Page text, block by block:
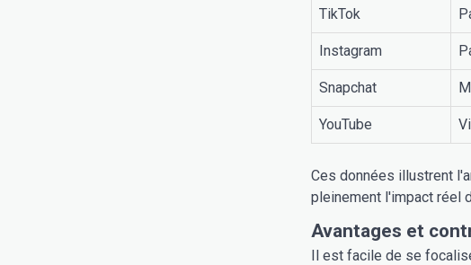
TikTok
Instagram
Snapchat
YouTube
Ces données illustrent
pleinement l'impact réel
Avantages et
Il est facile de se